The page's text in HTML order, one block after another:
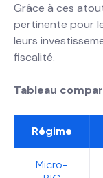
Grâce à ces
pertinente pour
leurs
fiscalité.
Tableau
Régime
Micro-